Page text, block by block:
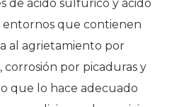
de ácido sulfúrico y ácido
entornos que contienen
al agrietamiento por
corrosión por picaduras y
que lo hace adecuado